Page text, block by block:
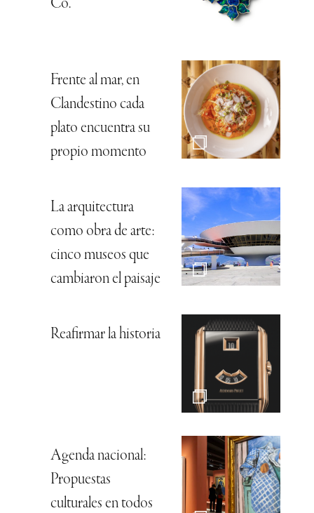
Co.
Frente al mar, en
Clandestino cada
plato encuentra su
propio momento
La arquitectura
como obra de arte:
cinco museos que
cambiaron el paisaje
Reafirmar la historia
Agenda nacional:
Propuestas
culturales en todos